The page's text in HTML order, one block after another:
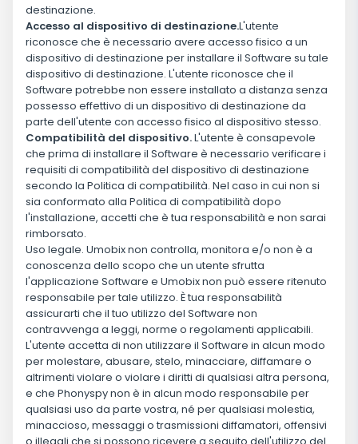
destinazione.
Accesso al dispositivo di destinazione.L'utente
riconosce che è necessario avere accesso fisico a un
dispositivo di destinazione per installare il Software su tale
dispositivo di destinazione. L'utente riconosce che il
Software potrebbe non essere installato a distanza senza
possesso effettivo di un dispositivo di destinazione da
parte dell'utente con accesso fisico al dispositivo stesso.
Compatibilità del dispositivo.L'utente è consapevole
che prima di installare il Software è necessario verificare i
requisiti di compatibilità del dispositivo di destinazione
secondo la Politica di compatibilità. Nel caso in cui non si
sia conformato alla Politica di compatibilità dopo
l'installazione, accetti che è tua responsabilità e non sarai
rimborsato.
Uso legale. Umobix non controlla, monitora e/o non è a
conoscenza dello scopo che un utente sfrutta
l'applicazione Software e Umobix non può essere ritenuto
responsabile per tale utilizzo. È tua responsabilità
assicurarti che il tuo utilizzo del Software non
contravvenga a leggi, norme o regolamenti applicabili.
L'utente accetta di non utilizzare il Software in alcun modo
per molestare, abusare, stelo, minacciare, diffamare o
altrimenti violare o violare i diritti di qualsiasi altra persona,
e che Phonyspy non è in alcun modo responsabile per
qualsiasi uso da parte vostra, né per qualsiasi molestia,
minaccioso, messaggi o trasmissioni diffamatori, offensivi